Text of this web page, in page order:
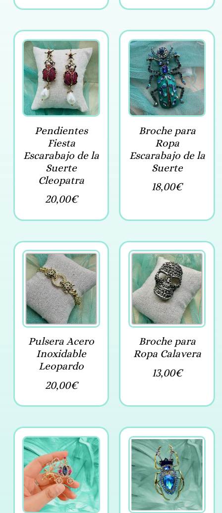
Pendientes
Fiesta
Escarabajo de la
Suerte
Cleopatra
20,00€
Broche para
Ropa
Escarabajo de la
Suerte
18,00€
Pulsera Acero
Inoxidable
Leopardo
20,00€
Broche para
Ropa Calavera
13,00€